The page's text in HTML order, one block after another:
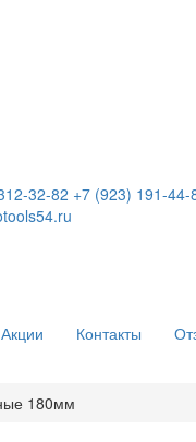
32-82 +7 (923) 191-44-
Акции Контакты
180мм